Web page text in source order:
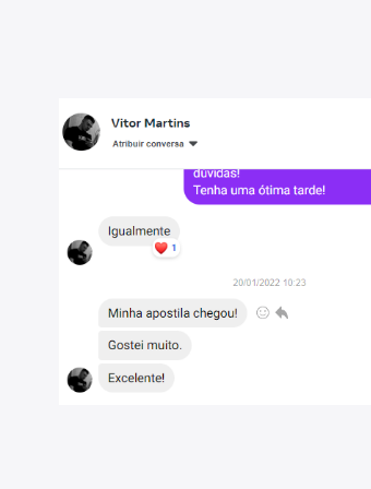
ferramenta para seu sucesso nos concursos. A